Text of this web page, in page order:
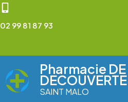
02 99 81 87 93
Pharmacie DE
DECOUVERTE
SAINT MALO